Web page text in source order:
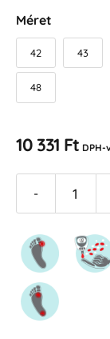
Méret
42 43
48
10 331 Ft DPH-
-